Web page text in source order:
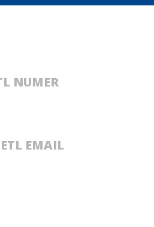
NUMER
EMAIL